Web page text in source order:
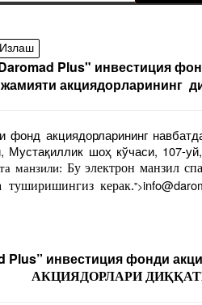
Plus" инвестиция
жамияти акциядорларининг
фонд акциядорларининг
шоҳ кўчаси, 107-
манзили: Бу электрон манзил
туширишингиз керак.">info@
Plus” инвестиция фонди
АКЦИЯДОРЛАРИ